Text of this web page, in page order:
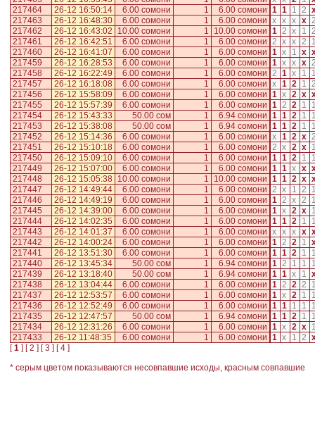
217464
26-12 16:50:14 6.00 сомони 1 6.00 сомони 1 1 1 2
217463
26-12 16:48:30 6.00 сомони 1 6.00 сомони x x x x
217462
26-12 16:43:02 10.00 сомони 1 10.00 сомони 1 2 x 1
217461
26-12 16:42:51 6.00 сомони 1 6.00 сомони 2 x x 2
217460
26-12 16:41:07 6.00 сомони 1 6.00 сомони 1 x 1 x
217459
26-12 16:28:53 6.00 сомони 1 6.00 сомони 1 x x x
217458
26-12 16:22:49 6.00 сомони 1 6.00 сомони 2 1 x 1
217457
26-12 16:18:08 6.00 сомони 1 6.00 сомони x 1 2 1
217456
26-12 15:58:09 6.00 сомони 1 6.00 сомони 1 x 2 x
217455
26-12 15:57:39 6.00 сомони 1 6.00 сомони 1 2 2 1
217454
26-12 15:43:33 50.00 сом 1 6.94 сомони 1 1 2 1
217453
26-12 15:38:08 50.00 сом 1 6.94 сомони 1 1 2 1
217452
26-12 15:14:36 6.00 сомони 1 6.00 сомони x 1 2 x
217451
26-12 15:10:18 6.00 сомони 1 6.00 сомони 2 x 2 x
217450
26-12 15:09:10 6.00 сомони 1 6.00 сомони 1 1 2 1
217449
26-12 15:07:00 6.00 сомони 1 6.00 сомони 1 1 x x
217448
26-12 15:05:38 10.00 сомони 1 10.00 сомони 1 1 2 x
217447
26-12 14:49:44 6.00 сомони 1 6.00 сомони 2 x 1 2
217446
26-12 14:49:19 6.00 сомони 1 6.00 сомони 1 2 x 2
217445
26-12 14:39:00 6.00 сомони 1 6.00 сомони 1 x 2 x
217444
26-12 14:02:35 6.00 сомони 1 6.00 сомони 1 1 2 1
217443
26-12 14:01:37 6.00 сомони 1 6.00 сомони x x x x
217442
26-12 14:00:24 6.00 сомони 1 6.00 сомони 1 2 2 1
217441
26-12 13:51:30 6.00 сомони 1 6.00 сомони 1 1 2 1
217440
26-12 13:45:34 50.00 сом 1 6.94 сомони 1 2 1 1
217439
26-12 13:18:40 50.00 сом 1 6.94 сомони 1 1 x 1
217438
26-12 13:04:44 6.00 сомони 1 6.00 сомони 1 2 2 2
217437
26-12 12:53:57 6.00 сомони 1 6.00 сомони 1 x 2 1
217436
26-12 12:52:49 6.00 сомони 1 6.00 сомони 1 1 1 1
217435
26-12 12:47:57 50.00 сом 1 6.94 сомони 1 1 2 1
217434
26-12 12:31:26 6.00 сомони 1 6.00 сомони 1 x 2 x
217433
26-12 11:48:35 6.00 сомони 1 6.00 сомони 1 x 1 2
[1 ] [2 ] [3 ] [4 ]
* серым цветом показываются несовпавшие исходы, красным совпавшие